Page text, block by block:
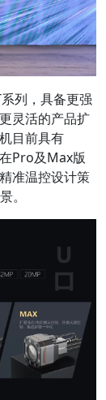
列，具备更强
灵活的产品扩
目前具有
Pro及Max版
准温控设计策
。